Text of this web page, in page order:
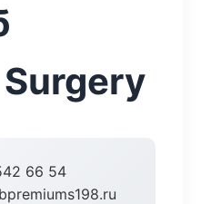
66 54